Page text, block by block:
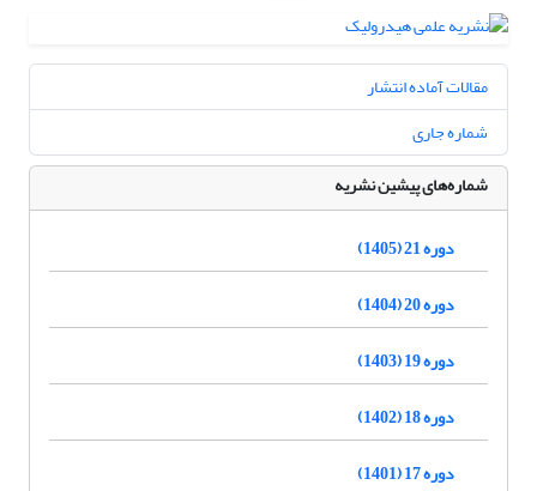
مقالات آماده انتشار
شماره جاری
شماره‌های پیشین نشریه
دوره 21 (1405)
دوره 20 (1404)
دوره 19 (1403)
دوره 18 (1402)
دوره 17 (1401)